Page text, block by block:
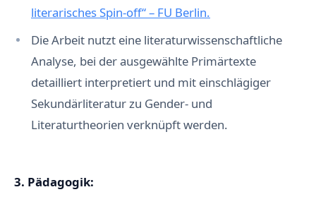
literarisches Spin-off“ – FU Berlin.
Die Arbeit nutzt eine literaturwissenschaftliche
Analyse, bei der ausgewählte Primärtexte
detailliert interpretiert und mit einschlägiger
Sekundärliteratur zu Gender- und
Literaturtheorien verknüpft werden.
3. Pädagogik: